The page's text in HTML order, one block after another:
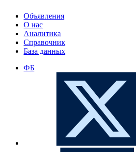
Объявления
О нас
Аналитика
Справочник
База данных
ФБ